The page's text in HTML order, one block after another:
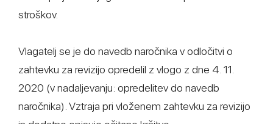
stroškov.
Vlagatelj se je do navedb naročnika v odločitvi o
zahtevku za revizijo opredelil z vlogo z dne 4. 11.
2020 (v nadaljevanju: opredelitev do navedb
naročnika). Vztraja pri vloženem zahtevku za revizijo